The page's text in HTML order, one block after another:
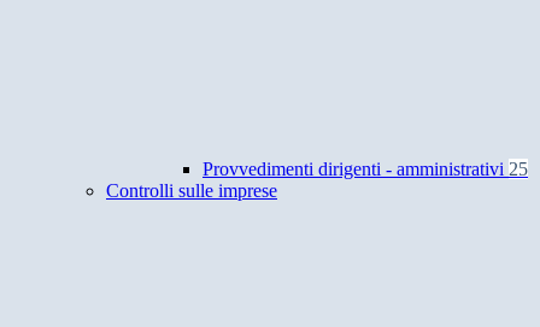
Provvedimenti dirigenti - amministrativi 25
Controlli sulle imprese